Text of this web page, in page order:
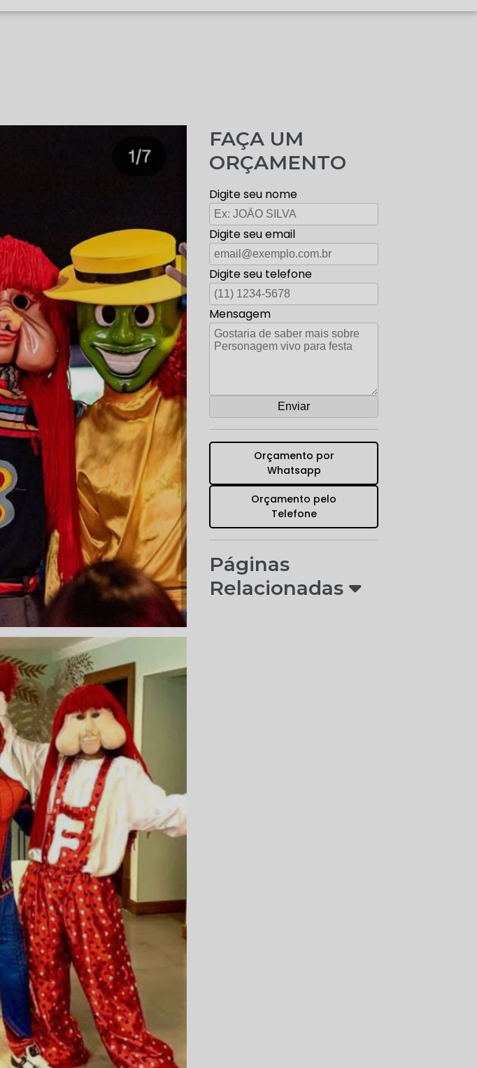
FAÇA UM
ORÇAMENTO
Digite seu nome
Digite seu email
Digite seu telefone
Mensagem
Orçamento por
Whatsapp
Orçamento pelo
Telefone
Páginas
Relacionadas